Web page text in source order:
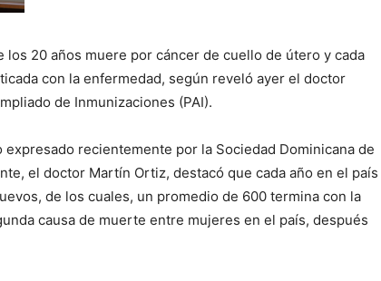
los 20 años muere por cáncer de cuello de útero y cada
con la enfermedad, según reveló ayer el doctor
de Inmunizaciones (PAI).
recientemente por la Sociedad Dominicana de
el doctor Martín Ortiz, destacó que cada año en el país
de los cuales, un promedio de 600 termina con la
causa de muerte entre mujeres en el país, después